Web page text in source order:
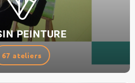
PEINTURE
67 ateliers